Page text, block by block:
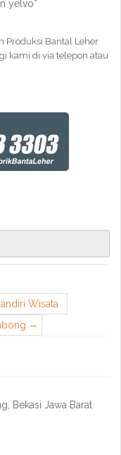
yelvo*
Produksi Bantal Leher
kami di via telepon atau
Wisata
Bekasi Jawa Barat